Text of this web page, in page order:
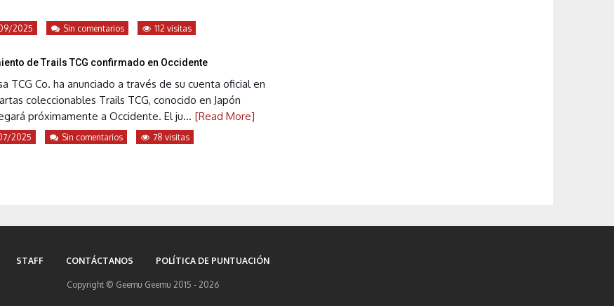
2025 Sin comentarios 112 visitas
de Trails TCG confirmado en Occidente
TCG Co. ha anunciado a través de su cuenta oficial en
coleccionables Trails TCG, conocido en Japón
próximamente a Occidente. El ju... [Read More]
2025 Sin comentarios 78 visitas
STAFF CONTÁCTANOS POLÍTICA DE PUNTUACIÓN
Copyright © Geemu Geemu 2015 - 2026